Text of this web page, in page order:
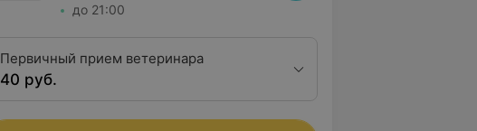
до 21:00
Первичный прием ветеринара
40 руб.